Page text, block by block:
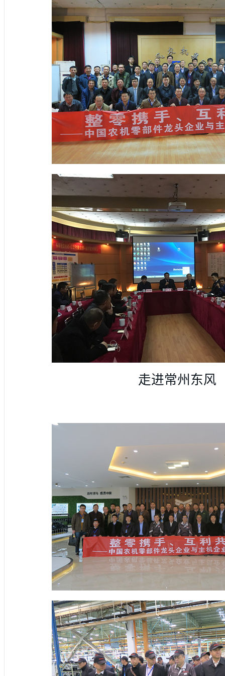
走进常州东风